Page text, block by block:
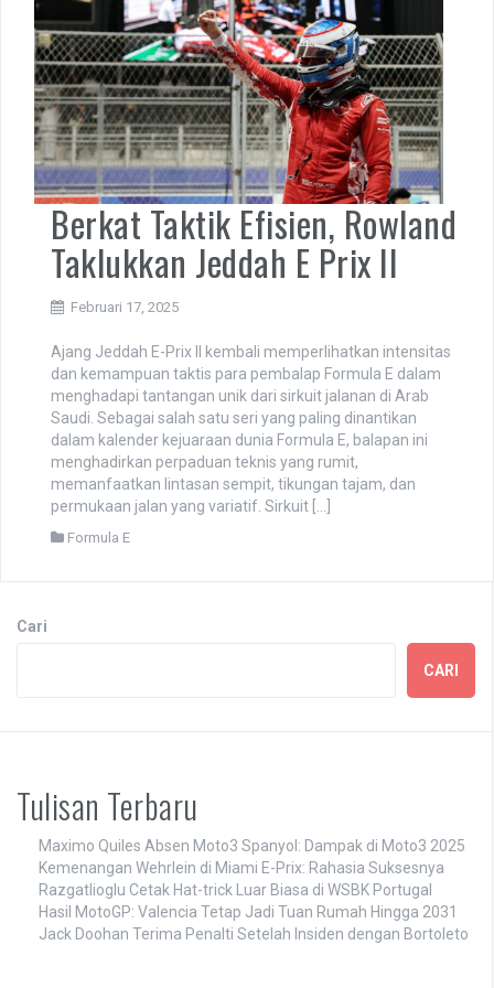
Berkat Taktik Efisien, Rowland
Taklukkan Jeddah E Prix II
Februari 17, 2025
Ajang Jeddah E-Prix II kembali memperlihatkan intensitas
dan kemampuan taktis para pembalap Formula E dalam
menghadapi tantangan unik dari sirkuit jalanan di Arab
Saudi. Sebagai salah satu seri yang paling dinantikan
dalam kalender kejuaraan dunia Formula E, balapan ini
menghadirkan perpaduan teknis yang rumit,
memanfaatkan lintasan sempit, tikungan tajam, dan
permukaan jalan yang variatif. Sirkuit […]
Formula E
Cari
CARI
Tulisan Terbaru
Maximo Quiles Absen Moto3 Spanyol: Dampak di Moto3 2025
Kemenangan Wehrlein di Miami E-Prix: Rahasia Suksesnya
Razgatlioglu Cetak Hat-trick Luar Biasa di WSBK Portugal
Hasil MotoGP: Valencia Tetap Jadi Tuan Rumah Hingga 2031
Jack Doohan Terima Penalti Setelah Insiden dengan Bortoleto